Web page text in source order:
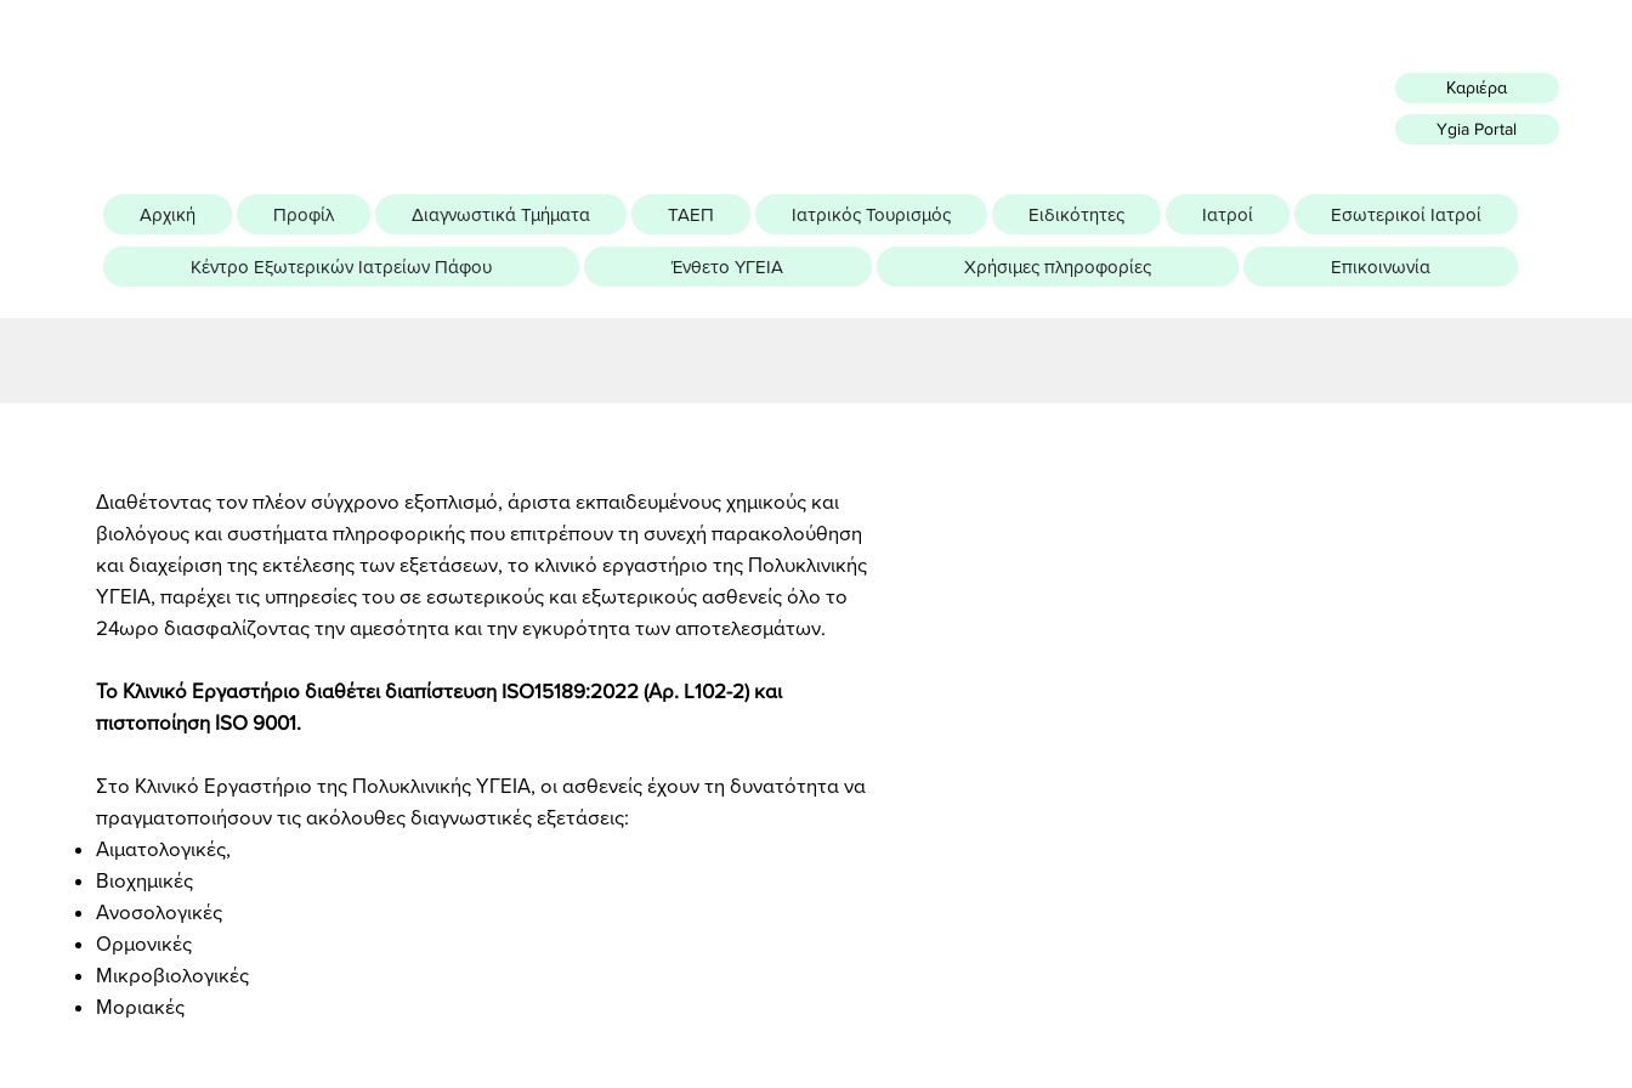
Καριέρα
Ygia Portal
Αρχική Προφίλ Διαγνωστικά Τμήματα ΤΑΕΠ Ιατρικός Τουρισμός Ειδικότητες Ιατροί Εσωτερικοί Ιατροί
Κέντρο Εξωτερικών Ιατρείων Πάφου Ένθετο ΥΓΕΙΑ Χρήσιμες πληροφορίες Επικοινωνία
Διαθέτοντας τον πλέον σύγχρονο εξοπλισμό, άριστα εκπαιδευμένους χημικούς και
βιολόγους και συστήματα πληροφορικής που επιτρέπουν τη συνεχή παρακολούθηση
και διαχείριση της εκτέλεσης των εξετάσεων, το κλινικό εργαστήριο της Πολυκλινικής
ΥΓΕΙΑ, παρέχει τις υπηρεσίες του σε εσωτερικούς και εξωτερικούς ασθενείς όλο το
24ωρο διασφαλίζοντας την αμεσότητα και την εγκυρότητα των αποτελεσμάτων.
Το Κλινικό Εργαστήριο διαθέτει διαπίστευση ISO15189:2022 (Αρ. L102-2) και
πιστοποίηση ΙSO 9001.
Στο Κλινικό Εργαστήριο της Πολυκλινικής ΥΓΕΙΑ, οι ασθενείς έχουν τη δυνατότητα να
πραγματοποιήσουν τις ακόλουθες διαγνωστικές εξετάσεις:
Αιματολογικές,
Βιοχημικές
Ανοσολογικές
Ορμονικές
Μικροβιολογικές
Μοριακές